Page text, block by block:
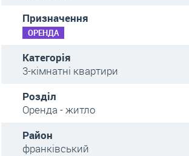
Призначення
ОРЕНДА
Категорія
3-кімнатні квартири
Розділ
Оренда - житло
Район
франківський